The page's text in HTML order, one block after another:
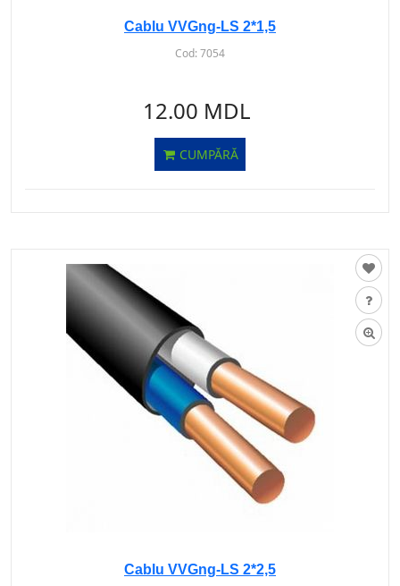
Cablu VVGng-LS 2*1,5
Cod:7054
12.00 MDL
CUMPĂRĂ
Cablu VVGng-LS 2*2,5